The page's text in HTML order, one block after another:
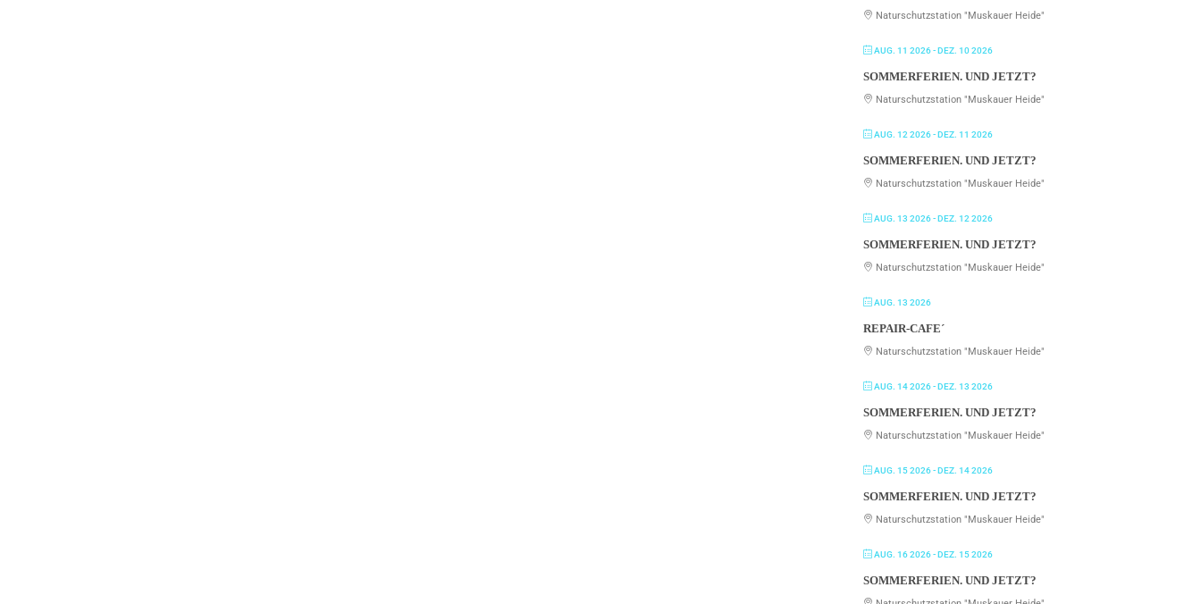
Naturschutzstation "Muskauer Heide"
AUG. 11 2026- DEZ. 10 2026
SOMMERFERIEN. UND JETZT?
Naturschutzstation "Muskauer Heide"
AUG. 12 2026- DEZ. 11 2026
SOMMERFERIEN. UND JETZT?
Naturschutzstation "Muskauer Heide"
AUG. 13 2026- DEZ. 12 2026
SOMMERFERIEN. UND JETZT?
Naturschutzstation "Muskauer Heide"
AUG. 13 2026
REPAIR-CAFE´
Naturschutzstation "Muskauer Heide"
AUG. 14 2026- DEZ. 13 2026
SOMMERFERIEN. UND JETZT?
Naturschutzstation "Muskauer Heide"
AUG. 15 2026- DEZ. 14 2026
SOMMERFERIEN. UND JETZT?
Naturschutzstation "Muskauer Heide"
AUG. 16 2026- DEZ. 15 2026
SOMMERFERIEN. UND JETZT?